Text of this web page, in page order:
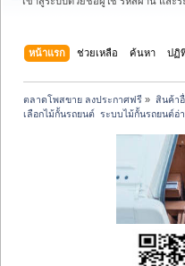
หน้าแรก ช่วยเหลือ ค้นหา ปฏิ
ตลาดโพสขาย ลงประกาศฟรี » สินค้า
เลือกไม้กั้นรถยนต์  ระบบไม้กั้นรถยนต์อ่